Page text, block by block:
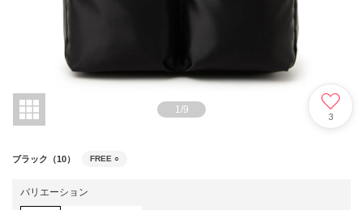
1/9
3
ブラック（10） FREE ○
バリエーション